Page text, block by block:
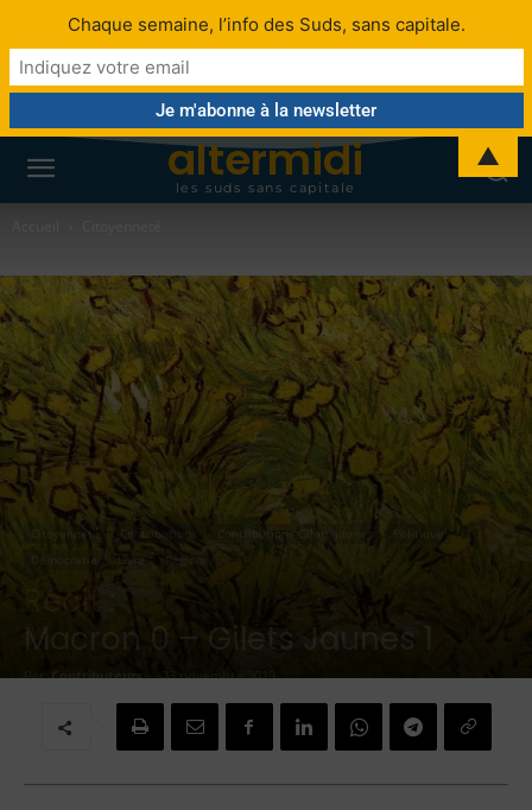
altermidi
les suds sans capitale
Citoyenneté Contributions Contributions Gilets jaunes
Livre Régions
Récit :
Macron 0 – Gilets Jaunes 1
Par Contributeurs - 23 novembre 2019
Chaque semaine, l’info des Suds, sans capitale.
▲